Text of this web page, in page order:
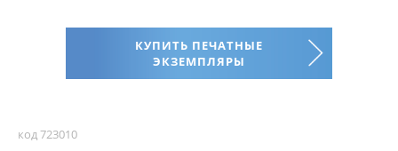
КУПИТЬ ПЕЧАТНЫЕ
ЭКЗЕМПЛЯРЫ
код 723010